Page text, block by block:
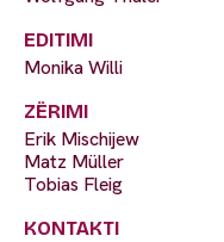
EDITIMI
Monika Willi
ZËRIMI
Erik Mischijew
Matz Müller
Tobias Fleig
KONTAKTI